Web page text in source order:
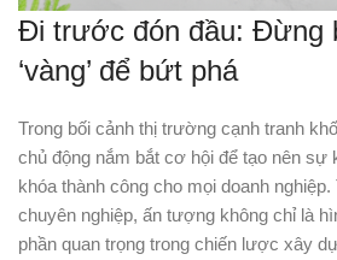
Đi trước đón đầu: Đừng
‘vàng’ để bứt phá
Trong bối cảnh thị trường cạnh tranh
chủ động nắm bắt cơ hội để tạo nên sự
khóa thành công cho mọi doanh
chuyên nghiệp, ấn tượng không chỉ là
phần quan trọng trong chiến lược xây